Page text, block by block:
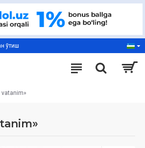
ўтиш
vatanim»